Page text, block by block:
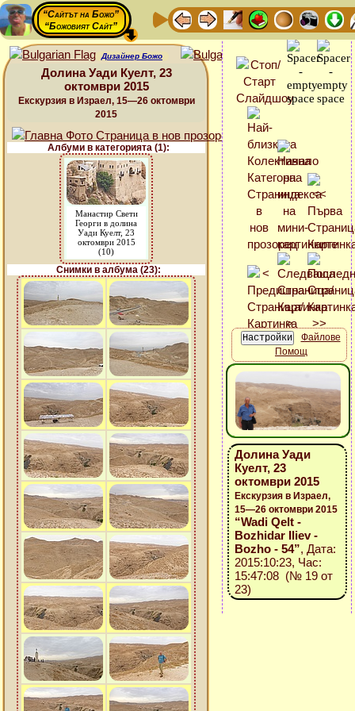
“Сайтът на Божо”
“Божовият Сайт”
Дизайнер Божо
Долина Уади Куелт, 23
октомври 2015
Екскурзия в Израел, 15—26 октомври
2015
Албуми в категорията (1):
Манастир Свети
Георги в долина
Уади Куелт, 23
октомври 2015
(10)
Снимки в албума (23):
Файлове
Помощ
Долина Уади
Куелт, 23
октомври 2015
Екскурзия в Израел,
15—26 октомври 2015
“Wadi Qelt -
Bozhidar Iliev -
Bozho - 54”, Дата:
2015:10:23, Час:
15:47:08 (№ 19 от
23)